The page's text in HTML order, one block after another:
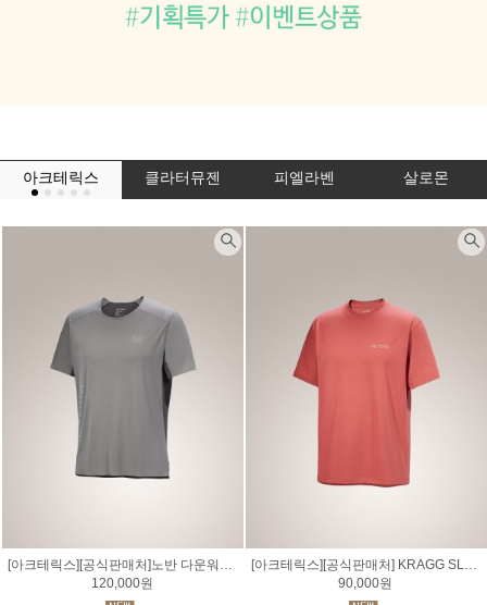
아크테릭스 클라터뮤젠 피엘라벤 살로몬
[아크테릭스][공식판매처]노반 다운워드 로고 셔츠 SS 남성 NORVAN DOWNWORD LOGO SS M
120,000원
[아크테릭스][공식판매처] KRAGG SL COTTON BLURRED BIRD 크래그 SL 코튼 블러드 버드 셔츠 SS 남성
90,000원